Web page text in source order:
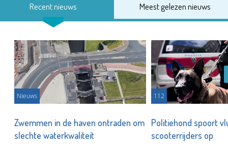
Recent nieuws Meest gelezen nieuws
Nieuws
Zwemmen in de haven ontraden om
slechte waterkwaliteit
112
Politiehond spoort
scooterrijders op